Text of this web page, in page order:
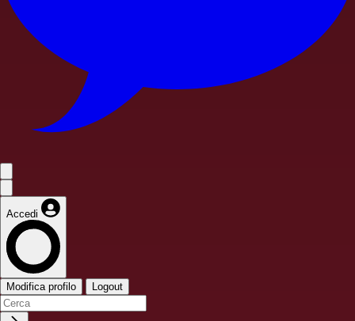
Accedi
Modifica profilo Logout